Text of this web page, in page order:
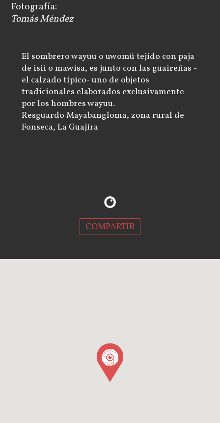
Fotografía:
Tomás Méndez
El sombrero wayuu o uwomü tejido con paja
de isii o mawisa, es junto con las guaireñas -
el calzado típico- uno de objetos
tradicionales elaborados exclusivamente
por los hombres wayuu.
Resguardo Mayabangloma, zona rural de
Fonseca, La Guajira
COMPARTIR